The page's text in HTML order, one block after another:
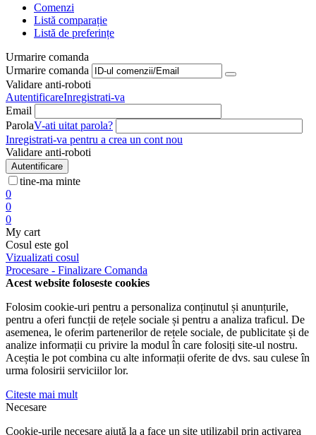
Comenzi
Listă comparație
Listă de preferințe
Urmarire comanda
Urmarire comanda
Validare anti-roboti
AutentificareInregistrati-va
Email
ParolaV-ati uitat parola?
Inregistrati-va pentru a crea un cont nou
Validare anti-roboti
Autentificare
tine-ma minte
0
0
0
My cart
Cosul este gol
Vizualizati cosul
Procesare - Finalizare Comanda
Acest website foloseste cookies
Folosim cookie-uri pentru a personaliza conținutul și anunțurile,
pentru a oferi funcții de rețele sociale și pentru a analiza traficul. De
asemenea, le oferim partenerilor de rețele sociale, de publicitate și de
analize informații cu privire la modul în care folosiți site-ul nostru.
Aceștia le pot combina cu alte informații oferite de dvs. sau culese în
urma folosirii serviciilor lor.
Citeste mai mult
Necesare
Cookie-urile necesare ajută la a face un site utilizabil prin activarea